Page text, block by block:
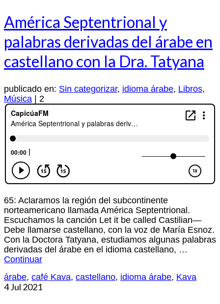
América Septentrional y
palabras derivadas del árabe en
castellano con la Dra. Tatyana
publicado en: Sin categorizar, idioma árabe, Libros,
Música
2
65: Aclaramos la región del subcontinente
norteamericano llamada América Septentrional.
Escuchamos la canción Let it be called Castilian—
Debe llamarse castellano, con la voz de María Esnoz.
Con la Doctora Tatyana, estudiamos algunas palabras
derivadas del árabe en el idioma castellano, …
Continuar
árabe, café Kava, castellano, idioma árabe, Kava
4Jul 2021